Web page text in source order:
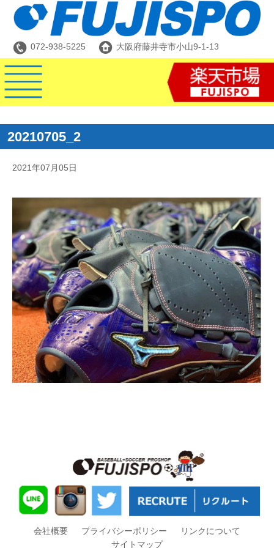
072-938-5225 大阪府藤井寺市小山9-1-13
20210705_2
2021年07月05日
会社概要 プライバシーポリシー
リンクについて
サイトマップ